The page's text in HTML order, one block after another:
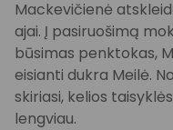
Mackevičienė
ajai. Į pasiruošimą
būsimas penktokas,
eisianti dukra Meilė.
skiriasi, kelios
lengviau.